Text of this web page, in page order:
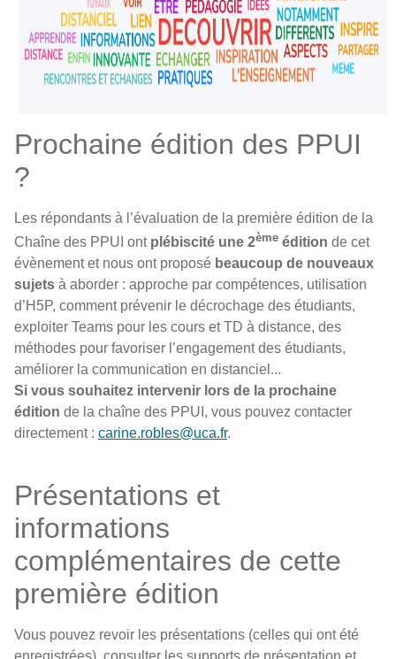
Prochaine édition des PPUI
?
Les répondants à l’évaluation de la première édition de la
Chaîne des PPUI ont plébiscité une 2ème édition de cet
évènement et nous ont proposé beaucoup de nouveaux
sujets à aborder : approche par compétences, utilisation
d’H5P, comment prévenir le décrochage des étudiants,
exploiter Teams pour les cours et TD à distance, des
méthodes pour favoriser l’engagement des étudiants,
améliorer la communication en distanciel...
Si vous souhaitez intervenir lors de la prochaine
édition de la chaîne des PPUI, vous pouvez contacter
directement : carine.robles@uca.fr.
Présentations et
informations
complémentaires de cette
première édition
Vous pouvez revoir les présentations (celles qui ont été